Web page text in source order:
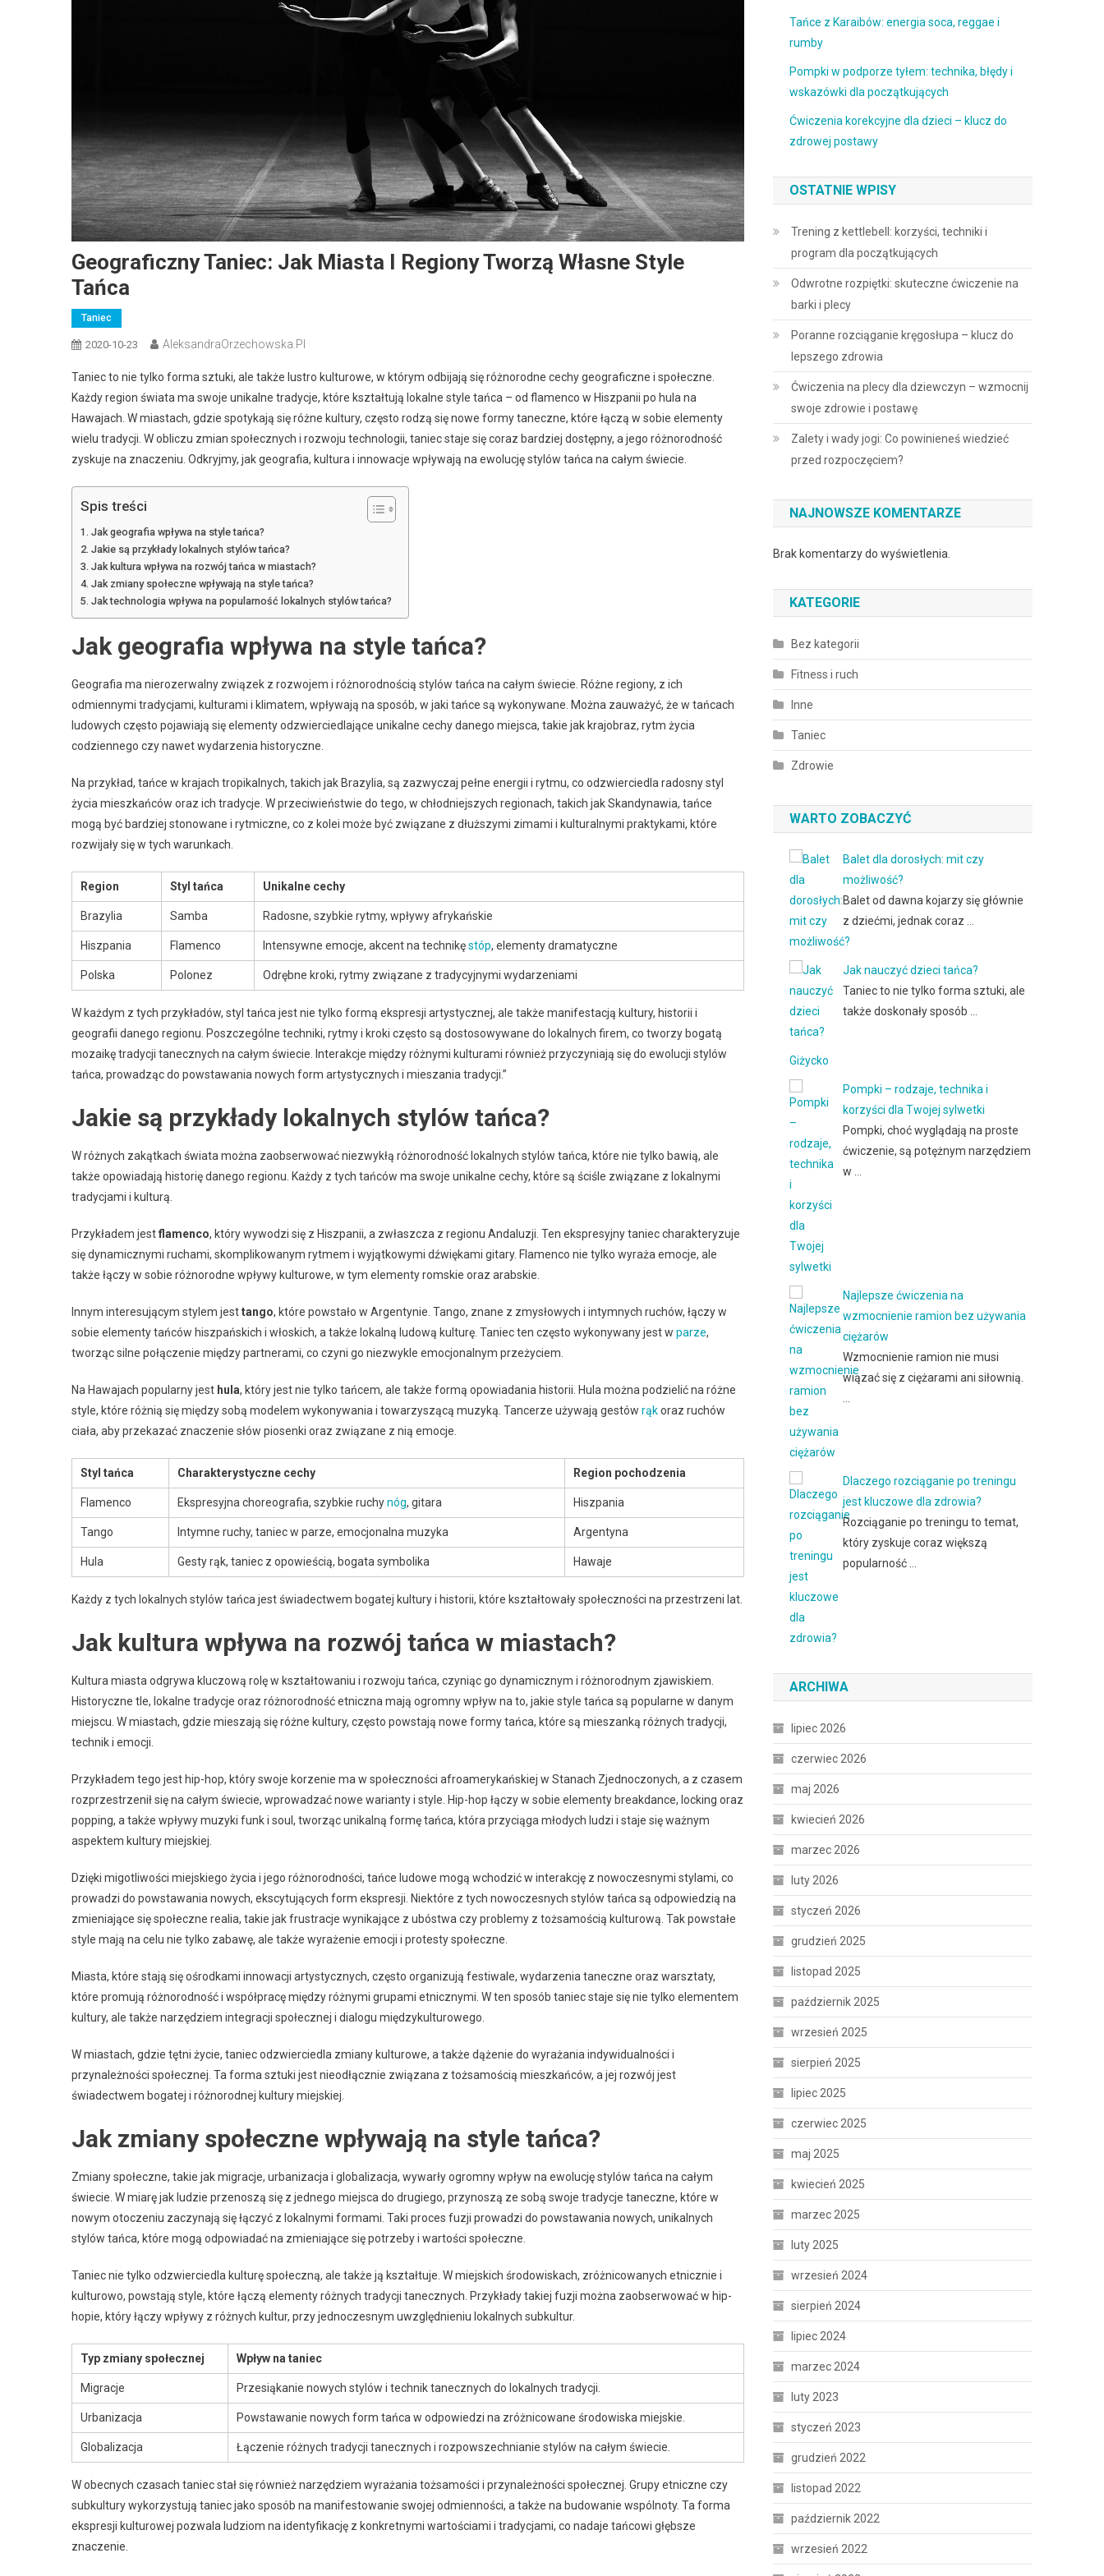
Geograficzny Taniec: Jak Miasta I Regiony Tworzą Własne Style
Tańca
Taniec
2020-10-23 AleksandraOrzechowska.pl
Taniec to nie tylko forma sztuki, ale także lustro kulturowe, w którym odbijają się różnorodne cechy geograficzne i społeczne.
Każdy region świata ma swoje unikalne tradycje, które kształtują lokalne style tańca – od flamenco w Hiszpanii po hula na
Hawajach. W miastach, gdzie spotykają się różne kultury, często rodzą się nowe formy taneczne, które łączą w sobie elementy
wielu tradycji. W obliczu zmian społecznych i rozwoju technologii, taniec staje się coraz bardziej dostępny, a jego różnorodność
zyskuje na znaczeniu. Odkryjmy, jak geografia, kultura i innowacje wpływają na ewolucję stylów tańca na całym świecie.
Spis treści
Jak geografia wpływa na style tańca?
Jakie są przykłady lokalnych stylów tańca?
Jak kultura wpływa na rozwój tańca w miastach?
Jak zmiany społeczne wpływają na style tańca?
Jak technologia wpływa na popularność lokalnych stylów tańca?
Jak geografia wpływa na style tańca?
Geografia ma nierozerwalny związek z rozwojem i różnorodnością stylów tańca na całym świecie. Różne regiony, z ich
odmiennymi tradycjami, kulturami i klimatem, wpływają na sposób, w jaki tańce są wykonywane. Można zauważyć, że w tańcach
ludowych często pojawiają się elementy odzwierciedlające unikalne cechy danego miejsca, takie jak krajobraz, rytm życia
codziennego czy nawet wydarzenia historyczne.
Na przykład, tańce w krajach tropikalnych, takich jak Brazylia, są zazwyczaj pełne energii i rytmu, co odzwierciedla radosny styl
życia mieszkańców oraz ich tradycje. W przeciwieństwie do tego, w chłodniejszych regionach, takich jak Skandynawia, tańce
mogą być bardziej stonowane i rytmiczne, co z kolei może być związane z dłuższymi zimami i kulturalnymi praktykami, które
rozwijały się w tych warunkach.
Region Styl tańca Unikalne cechy
Brazylia Samba Radosne, szybkie rytmy, wpływy afrykańskie
Hiszpania Flamenco Intensywne emocje, akcent na technikęstóp, elementy dramatyczne
Polska Polonez Odrębne kroki, rytmy związane z tradycyjnymi wydarzeniami
W każdym z tych przykładów, styl tańca jest nie tylko formą ekspresji artystycznej, ale także manifestacją kultury, historii i
geografii danego regionu. Poszczególne techniki, rytmy i kroki często są dostosowywane do lokalnych firem, co tworzy bogatą
mozaikę tradycji tanecznych na całym świecie. Interakcje między różnymi kulturami również przyczyniają się do ewolucji stylów
tańca, prowadząc do powstawania nowych form artystycznych i mieszania tradycji.”
Jakie są przykłady lokalnych stylów tańca?
W różnych zakątkach świata można zaobserwować niezwykłą różnorodność lokalnych stylów tańca, które nie tylko bawią, ale
także opowiadają historię danego regionu. Każdy z tych tańców ma swoje unikalne cechy, które są ściśle związane z lokalnymi
tradycjami i kulturą.
Przykładem jestflamenco, który wywodzi się z Hiszpanii, a zwłaszcza z regionu Andaluzji. Ten ekspresyjny taniec charakteryzuje
się dynamicznymi ruchami, skomplikowanym rytmem i wyjątkowymi dźwiękami gitary. Flamenco nie tylko wyraża emocje, ale
także łączy w sobie różnorodne wpływy kulturowe, w tym elementy romskie oraz arabskie.
Innym interesującym stylem jesttango, które powstało w Argentynie. Tango, znane z zmysłowych i intymnych ruchów, łączy w
sobie elementy tańców hiszpańskich i włoskich, a także lokalną ludową kulturę. Taniec ten często wykonywany jest w parze,
tworząc silne połączenie między partnerami, co czyni go niezwykle emocjonalnym przeżyciem.
Na Hawajach popularny jest hula, który jest nie tylko tańcem, ale także formą opowiadania historii. Hula można podzielić na różne
style, które różnią się między sobą modelem wykonywania i towarzyszącą muzyką. Tancerze używają gestów rąkoraz ruchów
ciała, aby przekazać znaczenie słów piosenki oraz związane z nią emocje.
Styl tańca Charakterystyczne cechy Region pochodzenia
Flamenco Ekspresyjna choreografia, szybkie ruchynóg, gitara Hiszpania
Tango Intymne ruchy, taniec w parze, emocjonalna muzyka Argentyna
Hula Gesty rąk, taniec z opowieścią, bogata symbolika Hawaje
Każdy z tych lokalnych stylów tańca jest świadectwem bogatej kultury i historii, które kształtowały społeczności na przestrzeni lat.
Jak kultura wpływa na rozwój tańca w miastach?
Kultura miasta odgrywa kluczową rolę w kształtowaniu i rozwoju tańca, czyniąc go dynamicznym i różnorodnym zjawiskiem.
Historyczne tle, lokalne tradycje oraz różnorodność etniczna mają ogromny wpływ na to, jakie style tańca są popularne w danym
miejscu. W miastach, gdzie mieszają się różne kultury, często powstają nowe formy tańca, które są mieszanką różnych tradycji,
technik i emocji.
Przykładem tego jest hip-hop, który swoje korzenie ma w społeczności afroamerykańskiej w Stanach Zjednoczonych, a z czasem
rozprzestrzenił się na całym świecie, wprowadzać nowe warianty i style. Hip-hop łączy w sobie elementy breakdance, locking oraz
popping, a także wpływy muzyki funk i soul, tworząc unikalną formę tańca, która przyciąga młodych ludzi i staje się ważnym
aspektem kultury miejskiej.
Dzięki migotliwości miejskiego życia i jego różnorodności, tańce ludowe mogą wchodzić w interakcję z nowoczesnymi stylami, co
prowadzi do powstawania nowych, ekscytujących form ekspresji. Niektóre z tych nowoczesnych stylów tańca są odpowiedzią na
zmieniające się społeczne realia, takie jak frustracje wynikające z ubóstwa czy problemy z tożsamością kulturową. Tak powstałe
style mają na celu nie tylko zabawę, ale także wyrażenie emocji i protesty społeczne.
Miasta, które stają się ośrodkami innowacji artystycznych, często organizują festiwale, wydarzenia taneczne oraz warsztaty,
które promują różnorodność i współpracę między różnymi grupami etnicznymi. W ten sposób taniec staje się nie tylko elementem
kultury, ale także narzędziem integracji społecznej i dialogu międzykulturowego.
W miastach, gdzie tętni życie, taniec odzwierciedla zmiany kulturowe, a także dążenie do wyrażania indywidualności i
przynależności społecznej. Ta forma sztuki jest nieodłącznie związana z tożsamością mieszkańców, a jej rozwój jest
świadectwem bogatej i różnorodnej kultury miejskiej.
Jak zmiany społeczne wpływają na style tańca?
Zmiany społeczne, takie jak migracje, urbanizacja i globalizacja, wywarły ogromny wpływ na ewolucję stylów tańca na całym
świecie. W miarę jak ludzie przenoszą się z jednego miejsca do drugiego, przynoszą ze sobą swoje tradycje taneczne, które w
nowym otoczeniu zaczynają się łączyć z lokalnymi formami. Taki proces fuzji prowadzi do powstawania nowych, unikalnych
stylów tańca, które mogą odpowiadać na zmieniające się potrzeby i wartości społeczne.
Taniec nie tylko odzwierciedla kulturę społeczną, ale także ją kształtuje. W miejskich środowiskach, zróżnicowanych etnicznie i
kulturowo, powstają style, które łączą elementy różnych tradycji tanecznych. Przykłady takiej fuzji można zaobserwować w hip-
hopie, który łączy wpływy z różnych kultur, przy jednoczesnym uwzględnieniu lokalnych subkultur.
Typ zmiany społecznej Wpływ na taniec
Migracje Przesiąkanie nowych stylów i technik tanecznych do lokalnych tradycji.
Urbanizacja Powstawanie nowych form tańca w odpowiedzi na zróżnicowane środowiska miejskie.
Globalizacja Łączenie różnych tradycji tanecznych i rozpowszechnianie stylów na całym świecie.
W obecnych czasach taniec stał się również narzędziem wyrażania tożsamości i przynależności społecznej. Grupy etniczne czy
subkultury wykorzystują taniec jako sposób na manifestowanie swojej odmienności, a także na budowanie wspólnoty. Ta forma
ekspresji kulturowej pozwala ludziom na identyfikację z konkretnymi wartościami i tradycjami, co nadaje tańcowi głębsze
znaczenie.
Tańce z Karaibów: energia soca, reggae i
rumby
Pompki w podporze tyłem: technika, błędy i
wskazówki dla początkujących
Ćwiczenia korekcyjne dla dzieci – klucz do
zdrowej postawy
OSTATNIE WPISY
Trening z kettlebell: korzyści, techniki i
program dla początkujących
Odwrotne rozpiętki: skuteczne ćwiczenie na
barki i plecy
Poranne rozciąganie kręgosłupa – klucz do
lepszego zdrowia
Ćwiczenia na plecy dla dziewczyn – wzmocnij
swoje zdrowie i postawę
Zalety i wady jogi: Co powinieneś wiedzieć
przed rozpoczęciem?
NAJNOWSZE KOMENTARZE
Brak komentarzy do wyświetlenia.
KATEGORIE
Bez kategorii
Fitness i ruch
Inne
Taniec
Zdrowie
WARTO ZOBACZYĆ
Balet dla dorosłych: mit czy
możliwość?
Balet od dawna kojarzy się głównie
z dziećmi, jednak coraz …
Jak nauczyć dzieci tańca?
Taniec to nie tylko forma sztuki, ale
także doskonały sposób …
Giżycko
Pompki – rodzaje, technika i
korzyści dla Twojej sylwetki
Pompki, choć wyglądają na proste
ćwiczenie, są potężnym narzędziem
w …
Najlepsze ćwiczenia na
wzmocnienie ramion bez używania
ciężarów
Wzmocnienie ramion nie musi
wiązać się z ciężarami ani siłownią.
Dlaczego rozciąganie po treningu
jest kluczowe dla zdrowia?
Rozciąganie po treningu to temat,
który zyskuje coraz większą
popularność …
ARCHIWA
lipiec 2026
czerwiec 2026
maj 2026
kwiecień 2026
marzec 2026
luty 2026
styczeń 2026
grudzień 2025
listopad 2025
październik 2025
wrzesień 2025
sierpień 2025
lipiec 2025
czerwiec 2025
maj 2025
kwiecień 2025
marzec 2025
luty 2025
wrzesień 2024
sierpień 2024
lipiec 2024
marzec 2024
luty 2023
styczeń 2023
grudzień 2022
listopad 2022
październik 2022
wrzesień 2022